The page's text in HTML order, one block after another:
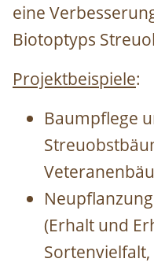
eine
Biotoptyps
Projektbeispiele:
Baumpflege
(Erhalt und